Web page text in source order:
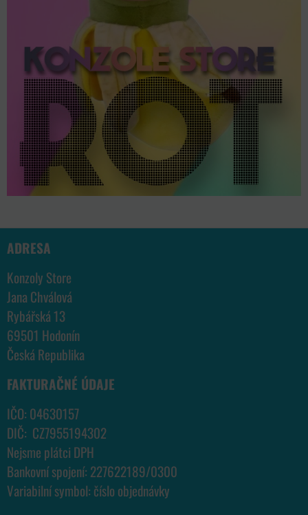
ADRESA
Konzoly Store
Jana Chválová
Rybářská 13
69501 Hodonín
Česká Republika
FAKTURAČNÉ ÚDAJE
IČO: 04630157
DIČ: CZ7955194302
Nejsme plátci DPH
Bankovní spojení: 227622189/0300
Variabilní symbol: číslo objednávky